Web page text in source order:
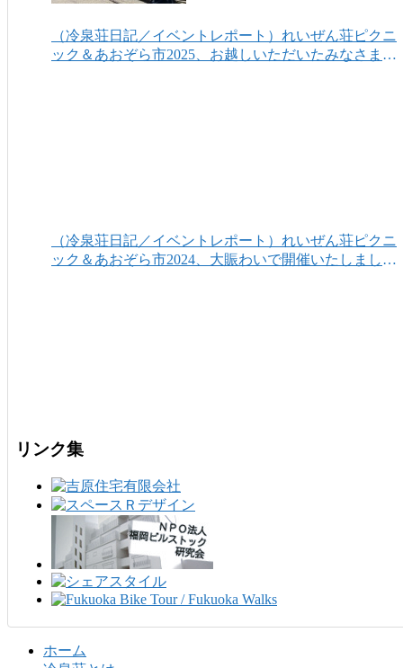
（冷泉荘日記／イベントレポート）れいぜん荘ピクニ
ック＆あおぞら市2025、お越しいただいたみなさまあ
（冷泉荘日記／イベントレポート）れいぜん荘ピクニ
ック＆あおぞら市2024、大賑わいで開催いたしまし
リンク集
ホーム